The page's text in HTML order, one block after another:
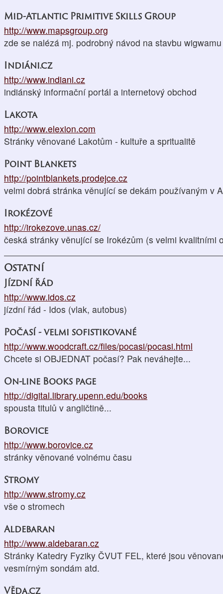
Mid-Atlantic Primitive Skills Group
http://www.mapsgroup.org
zde se nalézá mj. podrobný návod na stavbu wigwamu
Indiáni.cz
http://www.indiani.cz
indiánský informační portál a internetový obchod
Lakota
http://www.elexion.com
Stránky věnované Lakotům - kultuře a spritualitě
Point Blankets
http://pointblankets.prodejce.cz
velmi dobrá stránka věnující se dekám používaným v
Irokézové
http://irokezove.unas.cz/
česká stránky věnující se Irokézům (s velmi kvalitními
Ostatní
Jízdní řád
http://www.idos.cz
jízdní řád - Idos (vlak, autobus)
Počasí - velmi sofistikované
http://www.woodcraft.cz/files/pocasi/pocasi.html
Chcete si OBJEDNAT počasí? Pak neváhejte...
On-line Books page
http://digital.library.upenn.edu/books
spousta titulů v angličtině...
Borovice
http://www.borovice.cz
stránky věnované volnému času
Stromy
http://www.stromy.cz
vše o stromech
Aldebaran
http://www.aldebaran.cz
Stránky Katedry Fyziky ČVUT FEL, které jsou
vesmírným sondám atd.
Věda.cz